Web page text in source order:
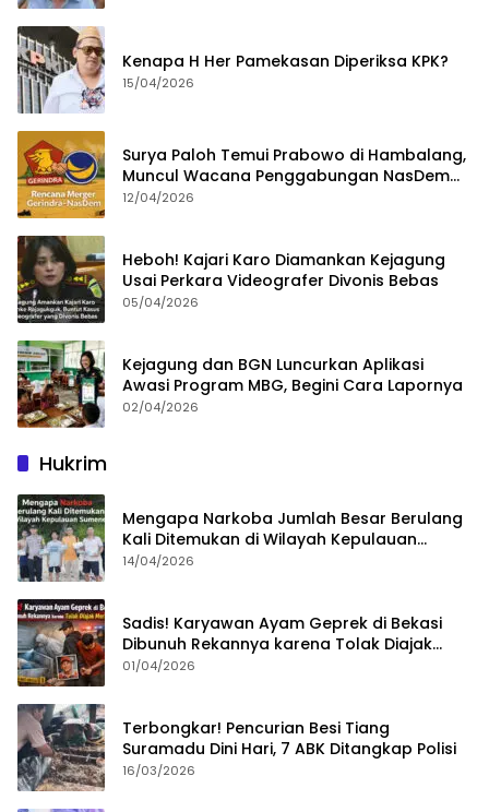
Kenapa H Her Pamekasan Diperiksa KPK?
15/04/2026
Surya Paloh Temui Prabowo di Hambalang,
Muncul Wacana Penggabungan NasDem
dan Gerindra
12/04/2026
Heboh! Kajari Karo Diamankan Kejagung
Usai Perkara Videografer Divonis Bebas
05/04/2026
Kejagung dan BGN Luncurkan Aplikasi
Awasi Program MBG, Begini Cara Lapornya
02/04/2026
Hukrim
Mengapa Narkoba Jumlah Besar Berulang
Kali Ditemukan di Wilayah Kepulauan
Sumenep?
14/04/2026
Sadis! Karyawan Ayam Geprek di Bekasi
Dibunuh Rekannya karena Tolak Diajak
Merampok Majikan
01/04/2026
Terbongkar! Pencurian Besi Tiang
Suramadu Dini Hari, 7 ABK Ditangkap Polisi
16/03/2026